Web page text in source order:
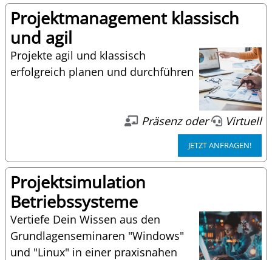
Projektmanagement klassisch
und agil
Projekte agil und klassisch
erfolgreich planen und durchführen
Präsenz oder Virtuell
JETZT ANFRAGEN!
Projektsimulation
Betriebssysteme
Vertiefe Dein Wissen aus den
Grundlagenseminaren "Windows"
und "Linux" in einer praxisnahen